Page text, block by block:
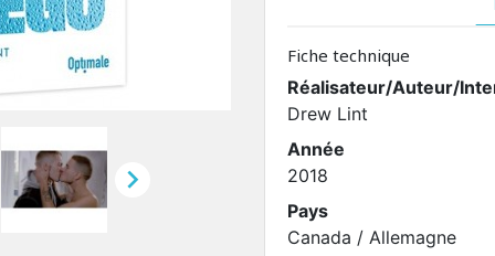

Fiche technique
Réalisateur/Auteur/
Drew Lint
Année
2018
Pays
Canada / Allemagne